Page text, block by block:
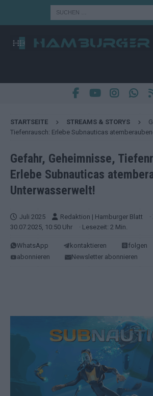
STARTSEITE STREAMS & STORYS
Tiefenrausch: Erlebe Subnauticas
Gefahr, Geheimnisse,
Erlebe Subnauticas
Unterwasserwelt!
Juli 2025 Redaktion | Hamburger Blatt
30.07.2025, 10:50 Uhr
· Lesezeit: 2 Min.
WhatsApp kontaktieren folgen
abonnieren
Newsletter abonnieren